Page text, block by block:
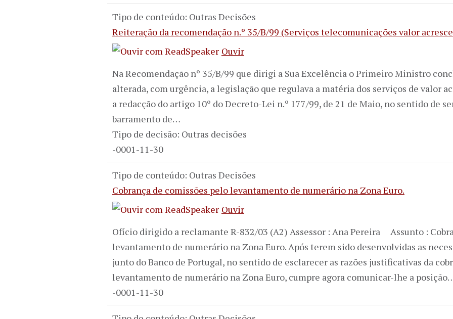
Tipo de conteúdo: Outras Decisões
Reiteração da recomendação n.º 35/B/99 (Serviços telecomunicações valor
Ouvir
Na Recomendação nº 35/B/99 que dirigi a Sua Excelência o Primeiro Ministro
alterada, com urgência, a legislação que regulava a matéria dos serviços de valor
a redacção do artigo 10º do Decreto-Lei n.º 177/99, de 21 de Maio, no sentido de
barramento de…
Tipo de decisão: Outras decisões
-0001-11-30
Tipo de conteúdo: Outras Decisões
Cobrança de comissões pelo levantamento de numerário na Zona Euro.
Ouvir
Ofício dirigido a reclamante R-832/03 (A2) Assessor : Ana Pereira Assunto :
levantamento de numerário na Zona Euro. Após terem sido desenvolvidas as
junto do Banco de Portugal, no sentido de esclarecer as razões justificativas da
levantamento de numerário na Zona Euro, cumpre agora comunicar-lhe a
-0001-11-30